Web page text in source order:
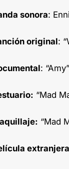
sonora:
original:
: “Amy”
“Mad
“Mad
extranjera